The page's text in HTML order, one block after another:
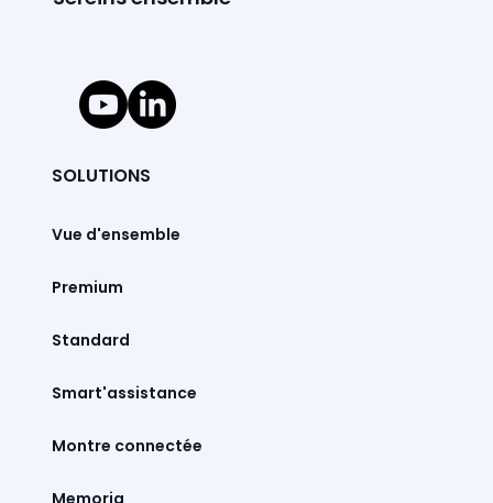
SOLUTIONS
Vue d'ensemble
Premium
Standard
Smart'assistance
Montre connectée